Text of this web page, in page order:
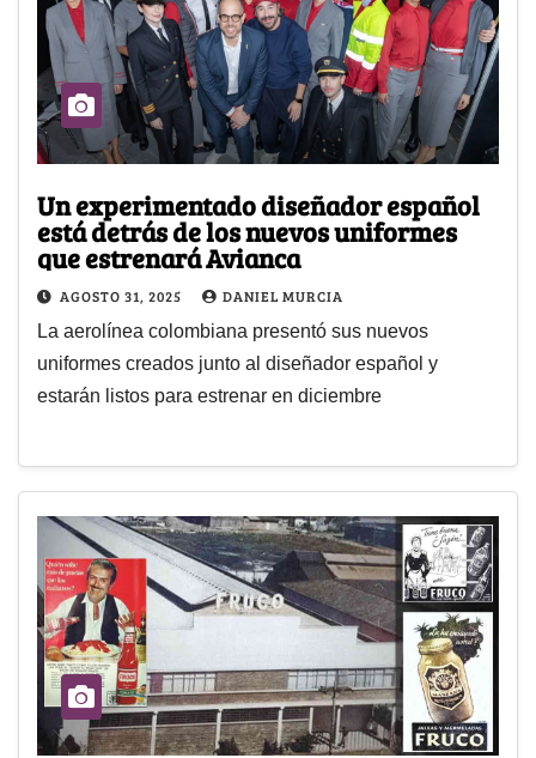
Un experimentado diseñador español
está detrás de los nuevos uniformes
que estrenará Avianca
AGOSTO 31, 2025 DANIEL MURCIA
La aerolínea colombiana presentó sus nuevos
uniformes creados junto al diseñador español y
estarán listos para estrenar en diciembre